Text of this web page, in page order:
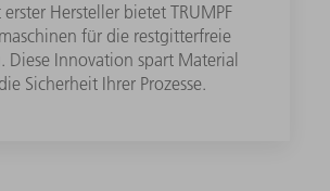
Hersteller bietet TRUMPF
für die restgitterfreie
Diese Innovation spart Material
Sicherheit Ihrer Prozesse.